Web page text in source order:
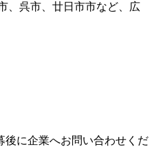
、呉市、廿日市市など、広
後に企業へお問い合わせくだ